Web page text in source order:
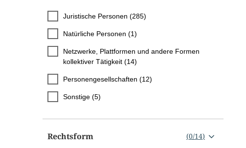
Juristische Personen (285)
Natürliche Personen (1)
Netzwerke, Plattformen und andere Formen
kollektiver Tätigkeit (14)
Personengesellschaften (12)
Sonstige (5)
Rechtsform (0/14)